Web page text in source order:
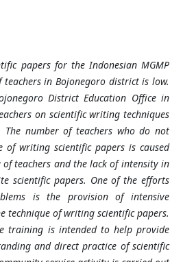
papers for the Indonesian MGMP
teachers in Bojonegoro district is low.
District Education Office in
on scientific writing techniques
The number of teachers who do not
of writing scientific papers is caused
teachers and the lack of intensity in
scientific papers. One of the efforts
is the provision of intensive
technique of writing scientific papers.
training is intended to help provide
and direct practice of scientific